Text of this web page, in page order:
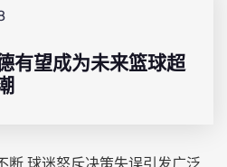
有望成为未来篮球超